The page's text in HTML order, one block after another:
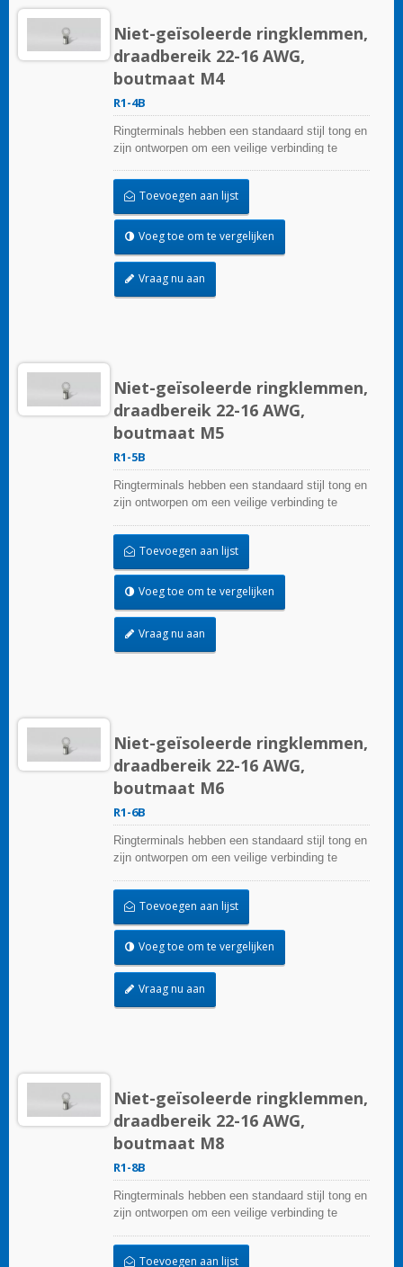
Niet-geïsoleerde ringklemmen,
draadbereik 22-16 AWG,
boutmaat M4
R1-4B
Ringterminals hebben een standaard stijl tong en
zijn ontworpen om een veilige verbinding te
Toevoegen aan lijst
Voeg toe om te vergelijken
Vraag nu aan
Niet-geïsoleerde ringklemmen,
draadbereik 22-16 AWG,
boutmaat M5
R1-5B
Ringterminals hebben een standaard stijl tong en
zijn ontworpen om een veilige verbinding te
Toevoegen aan lijst
Voeg toe om te vergelijken
Vraag nu aan
Niet-geïsoleerde ringklemmen,
draadbereik 22-16 AWG,
boutmaat M6
R1-6B
Ringterminals hebben een standaard stijl tong en
zijn ontworpen om een veilige verbinding te
Toevoegen aan lijst
Voeg toe om te vergelijken
Vraag nu aan
Niet-geïsoleerde ringklemmen,
draadbereik 22-16 AWG,
boutmaat M8
R1-8B
Ringterminals hebben een standaard stijl tong en
zijn ontworpen om een veilige verbinding te
Toevoegen aan lijst